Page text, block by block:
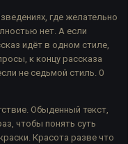
где желательно
нет. А если
идёт в одном стиле,
к концу рассказа
не седьмой стиль. 0
Обыденный текст,
чтобы понять суть
Красота разве что